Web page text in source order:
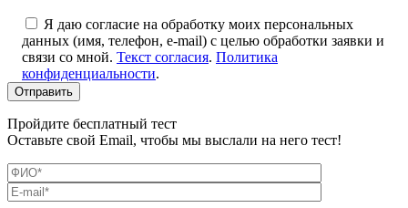
Я даю согласие на обработку моих персональных
данных (имя, телефон, e-mail) с целью обработки заявки и
связи со мной. Текст согласия. Политика
конфиденциальности.
Пройдите бесплатный тест
Оставьте свой Email, чтобы мы выслали на него тест!